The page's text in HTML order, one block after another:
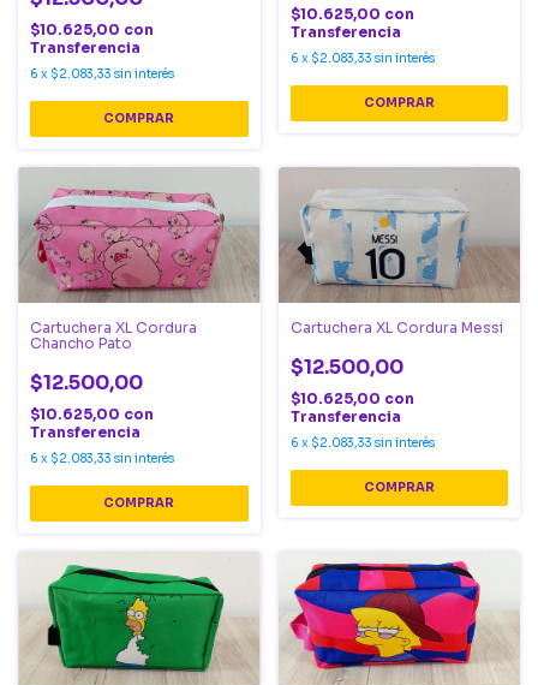
$10.625,00 con
Transferencia
6 x $2.083,33 sin interés
$10.625,00 con
Transferencia
6 x $2.083,33 sin interés
Cartuchera XL Cordura
Chancho Pato
$12.500,00
$10.625,00 con
Transferencia
6 x $2.083,33 sin interés
Cartuchera XL Cordura Messi
$12.500,00
$10.625,00 con
Transferencia
6 x $2.083,33 sin interés